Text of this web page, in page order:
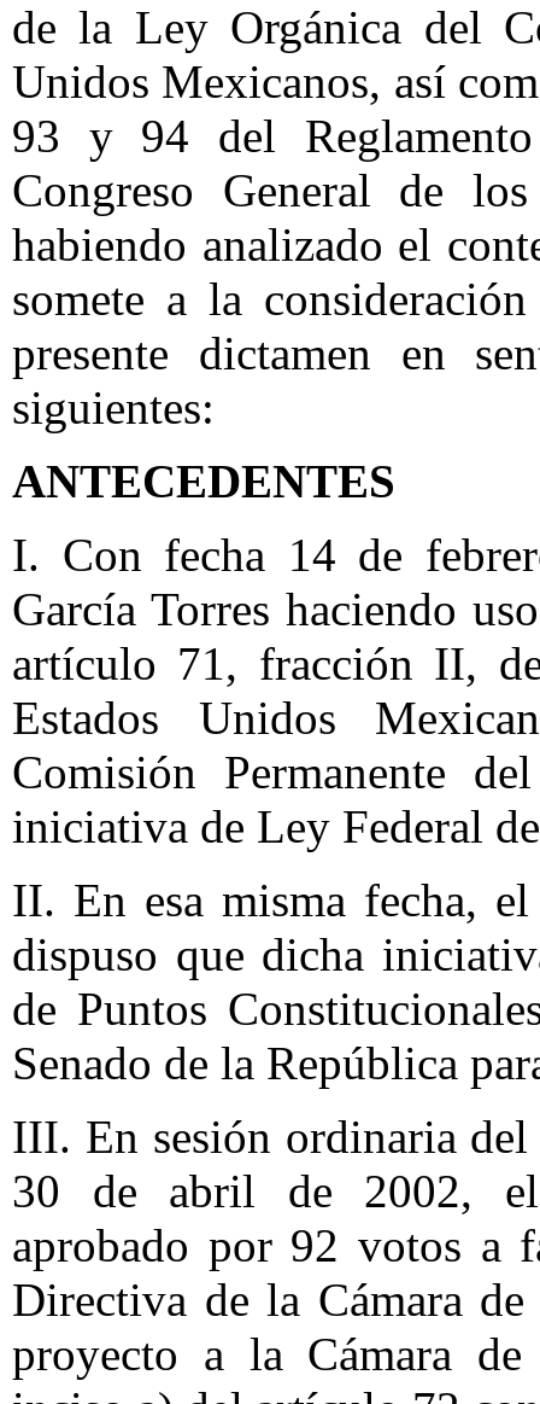
de la Ley Orgánica del
Unidos Mexicanos, así
93 y 94 del
Congreso General de
habiendo analizado el
somete a la
presente dictamen en
siguientes:
ANTECEDENTES
I. Con fecha 14 de
García Torres haciendo
artículo 71, fracción II,
Estados Unidos
Comisión Permanente
iniciativa de Ley Federal
II. En esa misma fecha,
dispuso que dicha
de Puntos
Senado de la República
III. En sesión ordinaria del
30 de abril de 2002, el
aprobado por 92 votos a
Directiva de la Cámara
proyecto a la Cámara